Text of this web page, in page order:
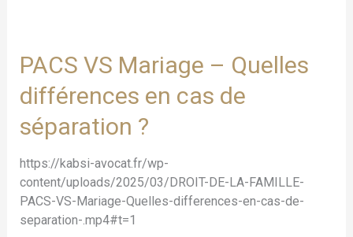
PACS VS Mariage – Quelles
différences en cas de
séparation ?
https://kabsi-avocat.fr/wp-
content/uploads/2025/03/DROIT-DE-LA-FAMILLE-
PACS-VS-Mariage-Quelles-differences-en-cas-de-
separation-.mp4#t=1
PACS
VS
Mariage
Quelles
en
cas
de
séparation